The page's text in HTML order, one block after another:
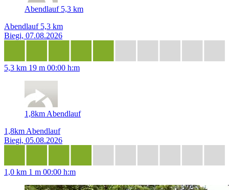
Abendlauf 5,3 km
Abendlauf 5,3 km
Biegi, 07.08.2026
5,3 km 19 m 00:00 h:m
1,8km Abendlauf
1,8km Abendlauf
Biegi, 05.08.2026
1,0 km 1 m 00:00 h:m